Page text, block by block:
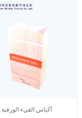
أكياس القيء الورقية